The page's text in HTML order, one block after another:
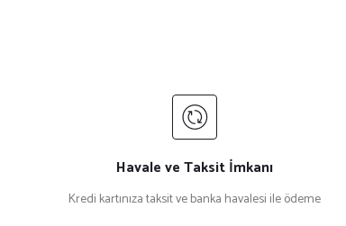
Havale ve Taksit İmkanı
Kredi kartınıza taksit ve banka havalesi ile ödeme